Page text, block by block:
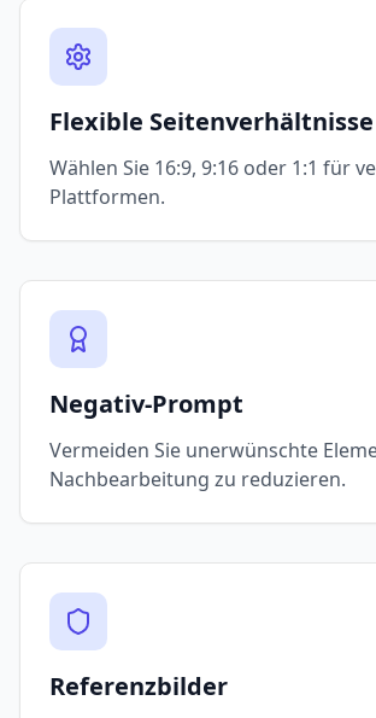
Flexible Seitenverhältnisse
Wählen Sie 16:9, 9:16 oder 1:1 für
Plattformen.
Negativ-Prompt
Vermeiden Sie unerwünschte
Nachbearbeitung zu reduzieren.
Referenzbilder